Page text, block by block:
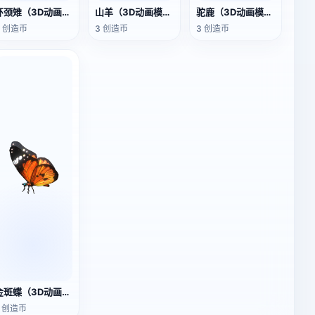
环颈雉（3D动画模型）
造币
山羊（3D动画模型）
3 创造币
驼鹿（3D动画模型）
3 创造币
金斑蝶（3D动画模型）
造币